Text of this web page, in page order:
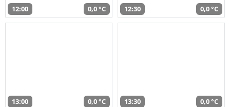
12:00 0,0 °C 12:30 0,0 °C
13:00 0,0 °C 13:30 0,0 °C